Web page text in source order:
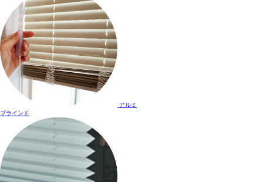
アルミ
ブラインド